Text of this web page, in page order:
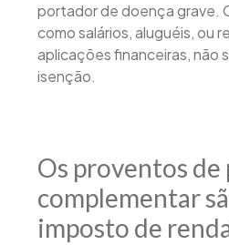
portador de doença grave.
como salários, aluguéis, ou
aplicações financeiras, não
isenção.
Os proventos
complementar
imposto de